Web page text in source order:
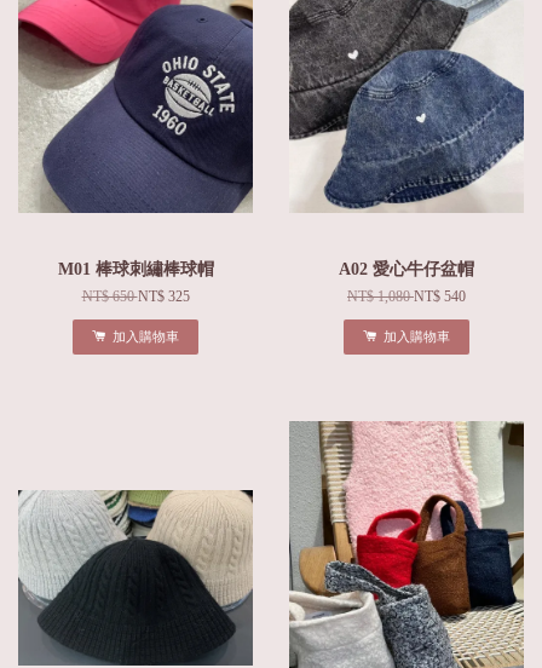
M01 棒球刺繡棒球帽
NT$ 650NT$ 325
加入購物車
A02 愛心牛仔盆帽
NT$ 1,080NT$ 540
加入購物車